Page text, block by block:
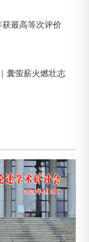
最高等次评价
囊萤薪火燃壮志